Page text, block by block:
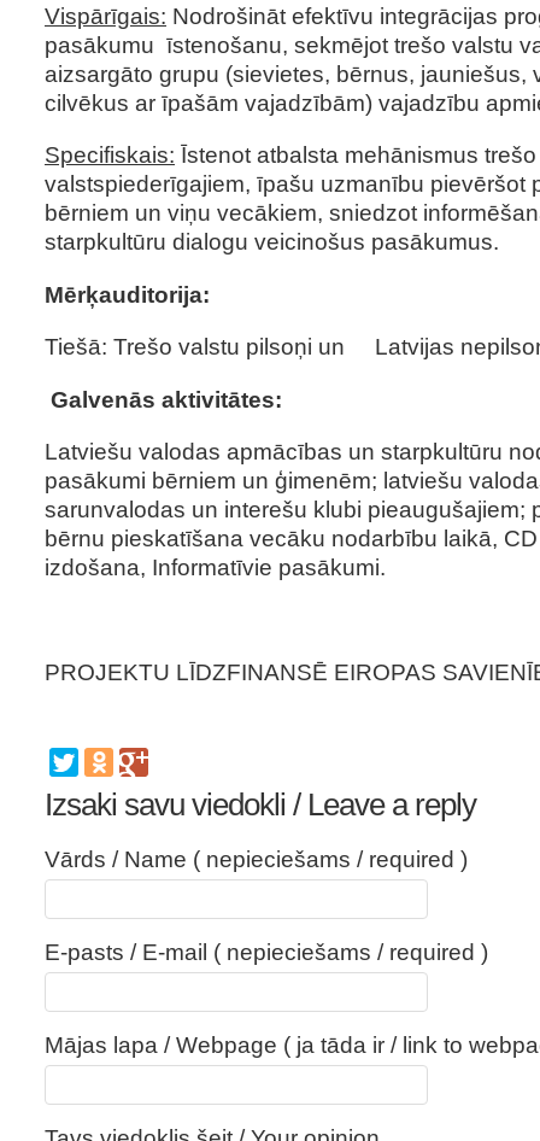
Vispārīgais: Nodrošināt efektīvu integrācijas
pasākumu īstenošanu, sekmējot trešo valstu
aizsargāto grupu (sievietes, bērnus, jauniešus,
cilvēkus ar īpašām vajadzībām) vajadzību
Specifiskais: Īstenot atbalsta mehānismus
valstspiederīgajiem, īpašu uzmanību pievēršot
bērniem un viņu vecākiem, sniedzot
starpkultūru dialogu veicinošus pasākumus.
Mērķauditorija:
Tiešā: Trešo valstu pilsoņi un Latvijas
Galvenās aktivitātes:
Latviešu valodas apmācības un starpkultūru
pasākumi bērniem un ģimenēm; latviešu
sarunvalodas un interešu klubi pieaugušajiem;
bērnu pieskatīšana vecāku nodarbību laikā,
izdošana, Informatīvie pasākumi.
PROJEKTU LĪDZFINANSĒ EIROPAS
Izsaki savu viedokli / Leave a reply
Vārds / Name ( nepieciešams / required )
E-pasts / E-mail ( nepieciešams / required )
Mājas lapa / Webpage ( ja tāda ir / link to